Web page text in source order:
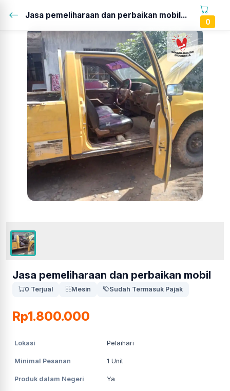
Jasa pemeliharaan dan perbaikan mobil...
0
Jasa pemeliharaan dan perbaikan mobil
0 Terjual Mesin Sudah Termasuk Pajak
Rp1.800.000
Lokasi Pelaihari
Minimal Pesanan 1 Unit
Produk dalam Negeri Ya